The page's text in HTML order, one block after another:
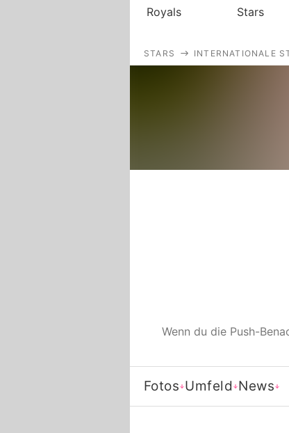
Royals Stars
STARS INTERNATIONALE
Wenn du die Push-
Fotos Umfeld News